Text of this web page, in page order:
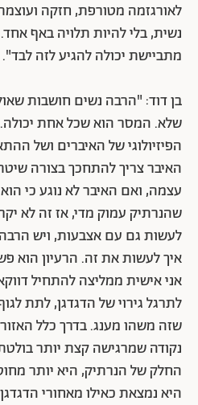
לאורגזמה מטורפת, חזקה
נשית, בלי להיות תלויה באף
מתביישת יכולה להגיע לזה לבד".
בן דוד: "הרבה נשים חושבות
שלא. המסר הוא שכל אחת
הפיזיולוגי של האיברים ושל
האיבר צריך להתחכך בצורה
עצמה, ואם האיבר לא נוגע כי
שהנרתיק עמוק מדי, אז זה לא
לעשות גם עם אצבעות, ויש
איך לעשות את זה. הרעיון הוא
אני אישית ממליצה להתחיל
לתרגל גירוי של הדגדגן, לתת
שזה משהו מענג. בדרך כלל
נקודה שמרגישה קצת יותר
החלק של הנרתיק, היא יותר
היא נמצאת כאילו מאחורי